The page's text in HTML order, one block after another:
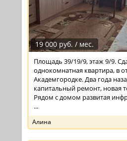
19 000 руб. / мес.
Площадь 39/19/9, этаж 9/9.
однокомнатная квартира, в
Академгородке. Два года
капитальный ремонт, новая
Рядом с домом развитая
...
Алина